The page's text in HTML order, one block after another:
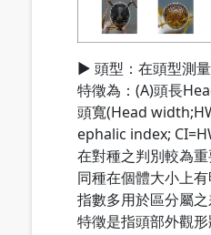
▶ 頭型：在頭型測
特徵為：(A)頭長
頭寬(Head
ephalic index;
在對種之判別較為
同種在個體大小上
指數多用於區分屬
特徵是指頭部外觀